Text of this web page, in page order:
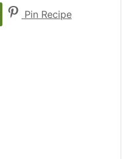
Pin Recipe